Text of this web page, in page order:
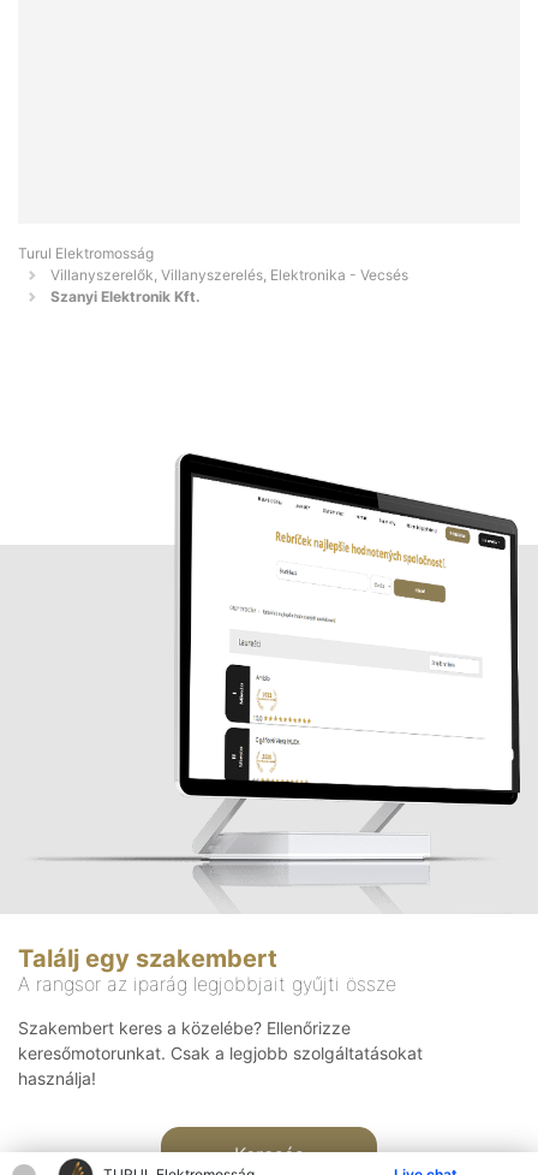
Turul Elektromosság
Villanyszerelők, Villanyszerelés, Elektronika - Vecsés
Szanyi Elektronik Kft.
Találj egy szakembert
A rangsor az iparág legjobbjait gyűjti össze
Szakembert keres a közelébe? Ellenőrizze
keresőmotorunkat. Csak a legjobb szolgáltatásokat
használja!
Keresés